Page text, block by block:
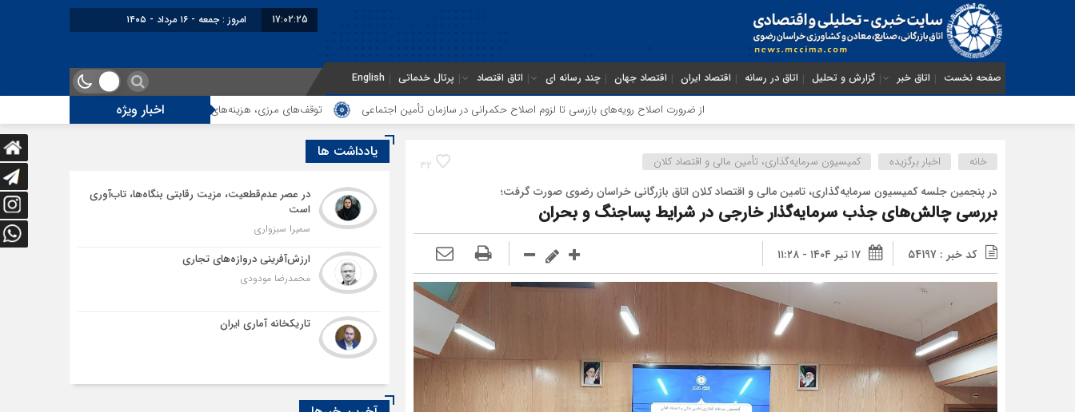
17:02:27 برابر با : Friday - 7 August - 2026
صفحه نخست اتاق خبر گزارش و تحلیل اتاق در رسانه اقتصاد ایران اقتصاد جهان چند رسانه ای اتاق اقتصاد پرتال خدماتی English
اخبار ویژه از ضرورت اصلاح رویه‌های بازرسی تا لزوم اصلاح حکمرانی در سازمان تأمین اجتماعی توقف‌های مرزی، هزینه‌های پنهان و ضعف مدیریت؛ زنگ خطری برای آینده ترانزیت ایران
32 خانه اخبار برگزیده کمیسیون سرمایه‌گذاری، تأمین مالی و اقتصاد کلان
در پنجمین جلسه کمیسیون سرمایه‌گذاری، تامین مالی و اقتصاد کلان اتاق بازرگانی خراسان رضوی صورت گرفت؛
بررسی چالش‌های جذب سرمایه‌گذار خارجی در شرایط پساجنگ و بحران
کد خبر : 54197 ۱۷ تیر ۱۴۰۴ - ۱۱:۲۸
یادداشت ها
در عصر عدم‌قطعیت، مزیت رقابتی بنگاه‌ها، تاب‌آوری
است
سمیرا سبزواری
ارزش‌آفرینی دروازه‌های تجاری
محمدرضا مودودی
تاریکخانه آماری ایران